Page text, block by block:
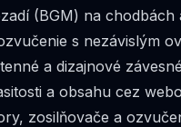
(BGM) na
s nezávislým
a dizajnové
a obsahu cez
zosilňovače a